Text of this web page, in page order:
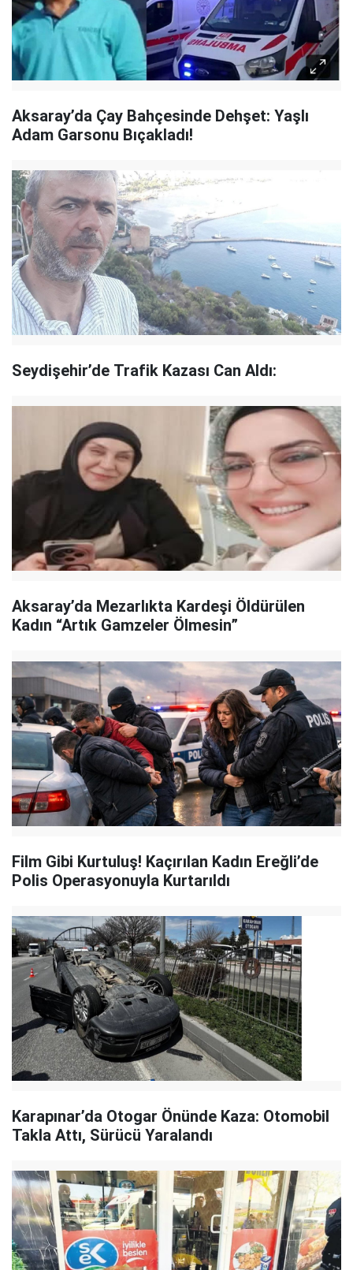
Aksaray’da Çay Bahçesinde Dehşet: Yaşlı
Adam Garsonu Bıçakladı!
Seydişehir’de Trafik Kazası Can Aldı:
Aksaray’da Mezarlıkta Kardeşi Öldürülen
Kadın “Artık Gamzeler Ölmesin”
Film Gibi Kurtuluş! Kaçırılan Kadın Ereğli’de
Polis Operasyonuyla Kurtarıldı
Karapınar’da Otogar Önünde Kaza: Otomobil
Takla Attı, Sürücü Yaralandı